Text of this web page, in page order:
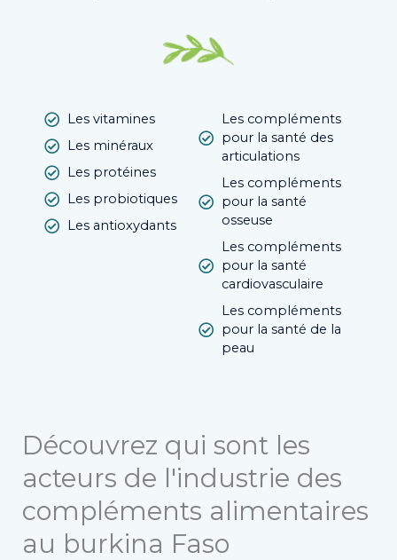
Les vitamines
Les minéraux
Les protéines
Les probiotiques
Les antioxydants
Les compléments
pour la santé des
articulations
Les compléments
pour la santé
osseuse
Les compléments
pour la santé
cardiovasculaire
Les compléments
pour la santé de la
peau
Découvrez qui sont les
acteurs de l'industrie des
compléments alimentaires
au burkina Faso